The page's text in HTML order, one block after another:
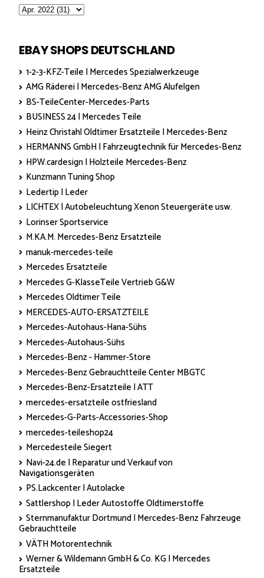
EBAY SHOPS DEUTSCHLAND
1-2-3-KFZ-Teile | Mercedes Spezialwerkzeuge
AMG Räderei | Mercedes-Benz AMG Alufelgen
BS-TeileCenter-Mercedes-Parts
BUSINESS 24 | Mercedes Teile
Heinz Christahl Oldtimer Ersatzteile | Mercedes-Benz
HERMANNS GmbH | Fahrzeugtechnik für Mercedes-Benz
HPW.cardesign | Holzteile Mercedes-Benz
Kunzmann Tuning Shop
Ledertip | Leder
LICHTEX | Autobeleuchtung Xenon Steuergeräte usw.
Lorinser Sportservice
M.KA.M. Mercedes-Benz Ersatzteile
manuk-mercedes-teile
Mercedes Ersatzteile
Mercedes G-KlasseTeile Vertrieb G&W
Mercedes Oldtimer Teile
MERCEDES-AUTO-ERSATZTEILE
Mercedes-Autohaus-Hana-Sühs
Mercedes-Autohaus-Sühs
Mercedes-Benz - Hammer-Store
Mercedes-Benz Gebrauchtteile Center MBGTC
Mercedes-Benz-Ersatzteile | ATT
mercedes-ersatzteile ostfriesland
Mercedes-G-Parts-Accessories-Shop
mercedes-teileshop24
Mercedesteile Siegert
Navi-24.de | Reparatur und Verkauf von
Navigationsgeräten
PS.Lackcenter | Autolacke
Sattlershop | Leder Autostoffe Oldtimerstoffe
Sternmanufaktur Dortmund | Mercedes-Benz Fahrzeuge
Gebrauchtteile
VÄTH Motorentechnik
Werner & Wildemann GmbH & Co. KG | Mercedes
Ersatzteile